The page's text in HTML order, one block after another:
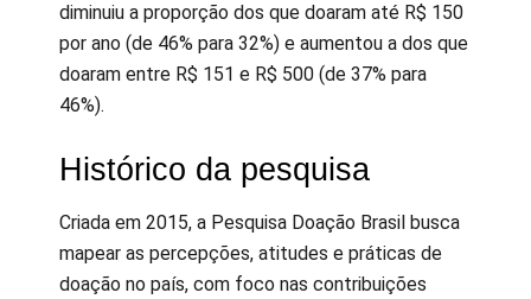
diminuiu a proporção dos que doaram até R$ 150
por ano (de 46% para 32%) e aumentou a dos que
doaram entre R$ 151 e R$ 500 (de 37% para
46%).
Histórico da pesquisa
Criada em 2015, a Pesquisa Doação Brasil busca
mapear as percepções, atitudes e práticas de
doação no país, com foco nas contribuições